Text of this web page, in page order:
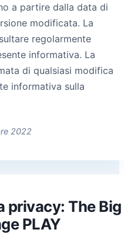
a partire dalla data di
modificata. La
regolarmente
informativa. La
di qualsiasi modifica
informativa sulla
2022
privacy: The Big
PLAY